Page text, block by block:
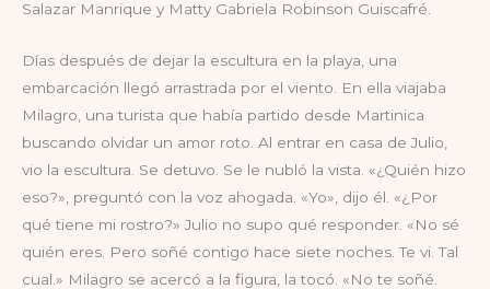
Salazar Manrique y Matty Gabriela Robinson Guiscafré.
Días después de dejar la escultura en la playa, una
embarcación llegó arrastrada por el viento. En ella viajaba
Milagro, una turista que había partido desde Martinica
buscando olvidar un amor roto. Al entrar en casa de Julio,
vio la escultura. Se detuvo. Se le nubló la vista. «¿Quién hizo
eso?», preguntó con la voz ahogada. «Yo», dijo él. «¿Por
qué tiene mi rostro?» Julio no supo qué responder. «No sé
quién eres. Pero soñé contigo hace siete noches. Te vi. Tal
cual.» Milagro se acercó a la figura, la tocó. «No te soñé.